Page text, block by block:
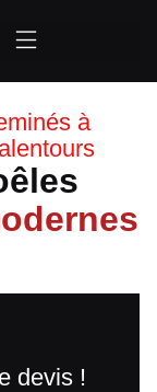
à
devis !